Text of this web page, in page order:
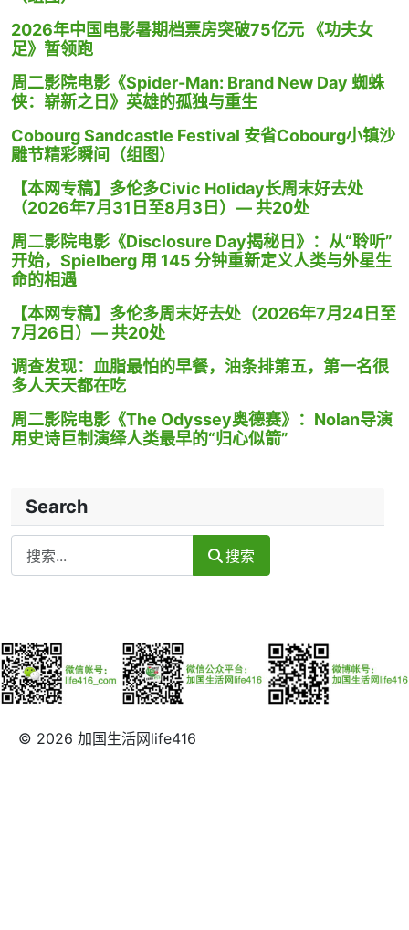
2026年中国电影暑期档票房突破75亿元 《功夫女
足》暂领跑
周二影院电影《Spider-Man: Brand New Day 蜘蛛
侠：崭新之日》英雄的孤独与重生
Cobourg Sandcastle Festival 安省Cobourg小镇沙
雕节精彩瞬间（组图）
【本网专稿】多伦多Civic Holiday长周末好去处
（2026年7月31日至8月3日）— 共20处
周二影院电影《Disclosure Day揭秘日》：从“聆听”
开始，Spielberg 用 145 分钟重新定义人类与外星生
命的相遇
【本网专稿】多伦多周末好去处（2026年7月24日至
7月26日）— 共20处
调查发现：血脂最怕的早餐，油条排第五，第一名很
多人天天都在吃
周二影院电影《The Odyssey奥德赛》：Nolan导演
用史诗巨制演绎人类最早的“归心似箭”
Search
Search
搜索
© 2026 加国生活网life416